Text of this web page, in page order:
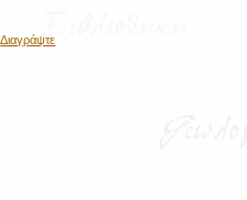
Διαγράψτε